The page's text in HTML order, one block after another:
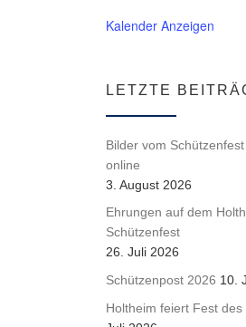
Kalender Anzeigen
LETZTE
Bilder vom
online
3. August 2026
Ehrungen auf dem
Schützenfest
26. Juli 2026
Schützenpost 2026 10.
Holtheim feiert Fest des